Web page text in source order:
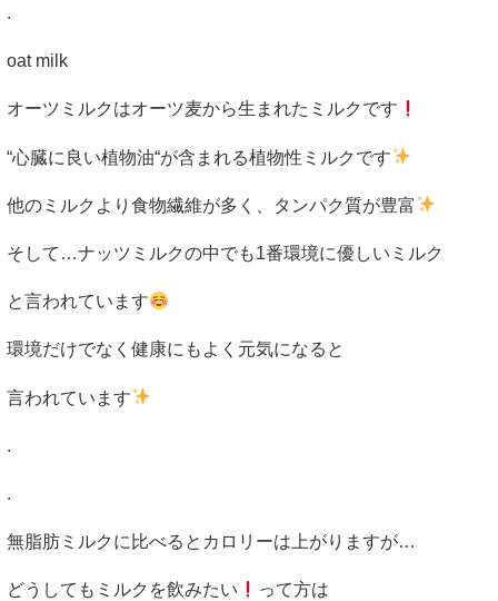
.
oat milk
オーツミルクはオーツ麦から生まれたミルクです
“心臓に良い植物油“が含まれる植物性ミルクです
他のミルクより食物繊維が多く、タンパク質が豊富
そして …ナッツミルクの中でも1番環境に優しいミルク
と言われています
環境だけでなく健康にもよく元気になると
言われています
.
.
無脂肪ミルクに比べるとカロリーは上がりますが…
どうしてもミルクを飲みたい って方は